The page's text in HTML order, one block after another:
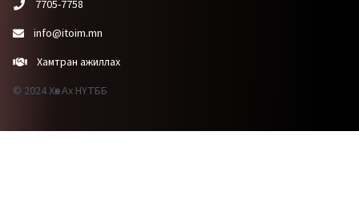
7705-7758
info@itoim.mn
Хамтран ажиллах
© 2024 Хөх Ах НҮТББ